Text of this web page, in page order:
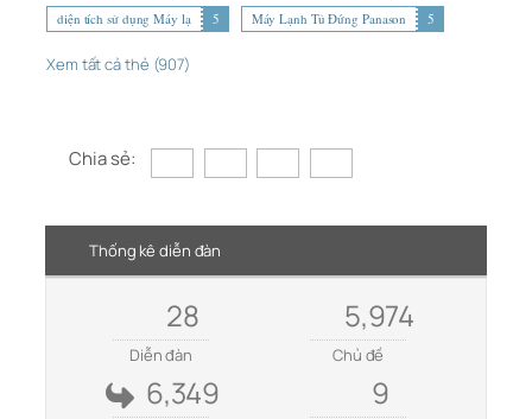
diện tích sử dụng Máy lạ
5 Máy Lạnh Tủ Đứng Panason 5
Xem tất cả thẻ (907)
Chia sẻ:
Thống kê diễn đàn
28
Diễn đàn
5,974
Chủ đề
6,349 9